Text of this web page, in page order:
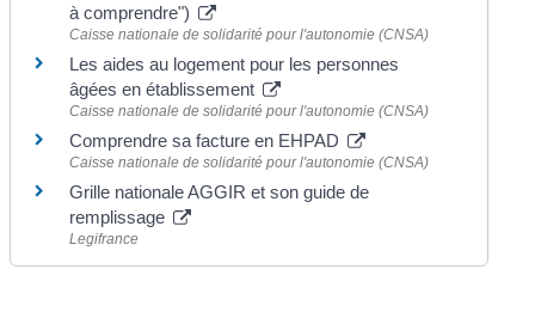
à comprendre")
Caisse nationale de solidarité pour l'autonomie (CNSA)
Les aides au logement pour les personnes
âgées en établissement
Caisse nationale de solidarité pour l'autonomie (CNSA)
Comprendre sa facture en EHPAD
Caisse nationale de solidarité pour l'autonomie (CNSA)
Grille nationale AGGIR et son guide de
remplissage
Legifrance